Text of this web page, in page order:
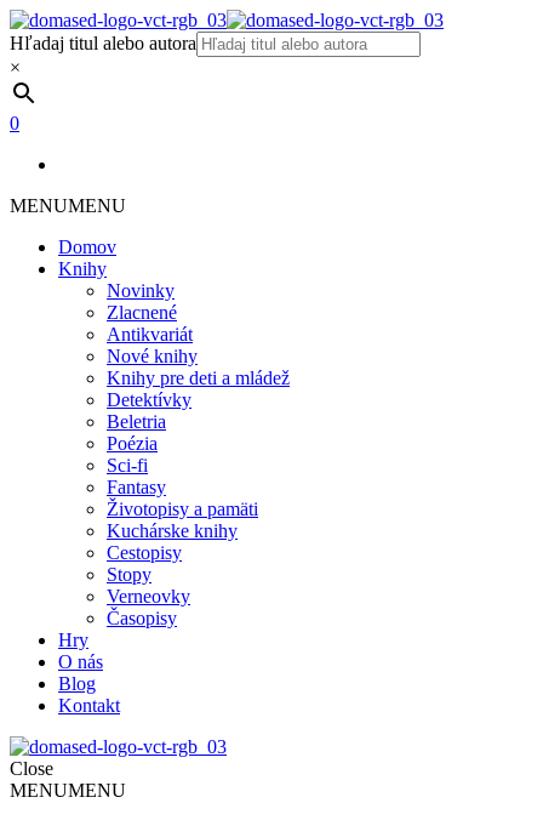
Hľadaj titul alebo autora
×
0
MENUMENU
Domov
Knihy
Novinky
Zlacnené
Antikvariát
Nové knihy
Knihy pre deti a mládež
Detektívky
Beletria
Poézia
Sci-fi
Fantasy
Životopisy a pamäti
Kuchárske knihy
Cestopisy
Stopy
Verneovky
Časopisy
Hry
O nás
Blog
Kontakt
Close
MENUMENU